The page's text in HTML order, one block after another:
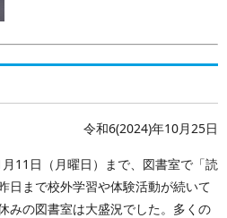
令和6(2024)年10月25日
11日（月曜日）まで、図書室で「読
日まで校外学習や体験活動が続いて
みの図書室は大盛況でした。多くの